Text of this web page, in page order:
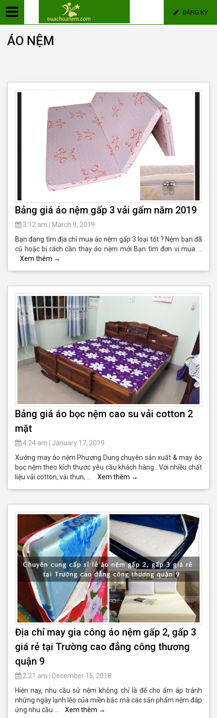
ĐĂNG KÝ
ÁO NỆM
Bảng giá áo nệm gấp 3 vải gấm năm 2019
3:12 am
March 9, 2019
Bạn đang tìm địa chỉ mua áo nệm gấp 3 loại tốt ? Nệm bạn đã
cũ hoặc bị rách cần thay áo nệm mới Bạn tìm đơn vị mua …
Xem thêm →
Bảng giá áo bọc nệm cao su vải cotton 2
mặt
4:24 am
January 17, 2019
Xưởng may áo nệm Phương Dung chuyên sản xuất & may áo
bọc nệm theo kích thước yêu cầu khách hàng . Với nhiều chất
liệu vải cotton, vải thun, …
Xem thêm →
Địa chỉ may gia công áo nệm gấp 2, gấp 3
giá rẻ tại Trường cao đẳng công thương
quận 9
2:21 am
December 15, 2018
Hiện nay, nhu cầu sử nệm không chỉ là để cho ấm áp tránh
những ngày lạnh lẽo của miền bắc mà các sản phẩm nệm đáp
ứng nhu cầu …
Xem thêm →